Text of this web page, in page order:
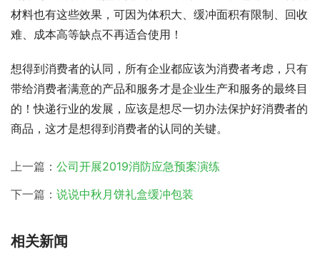
材料也有这些效果，可因为体积大、缓冲面积有限制、回收
难、成本高等缺点不再适合使用！
想得到消费者的认同，所有企业都应该为消费者考虑，只有
带给消费者满意的产品和服务才是企业生产和服务的最终目
的！快递行业的发展，应该是想尽一切办法保护好消费者的
商品，这才是想得到消费者的认同的关键。
上一篇： 公司开展2019消防应急预案演练
下一篇： 说说中秋月饼礼盒缓冲包装
相关新闻